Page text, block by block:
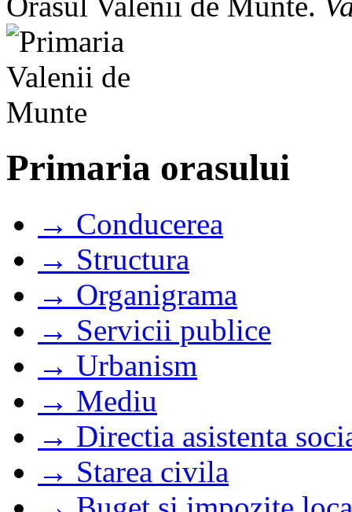
Primaria orasului
→ Conducerea
→ Structura
→ Organigrama
→ Servicii publice
→ Urbanism
→ Mediu
→ Directia asistenta
→ Starea civila